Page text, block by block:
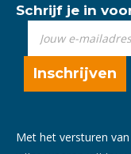
Schrijf je in
Met het versturen